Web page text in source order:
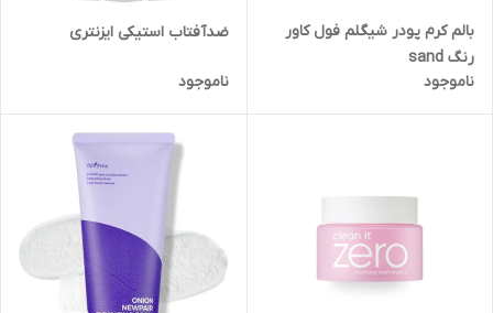
بالم کرم پودر شیگلم فول کاور
رنگ sand
ناموجود
ضدآفتاب استیکی ایزنتری
ناموجود